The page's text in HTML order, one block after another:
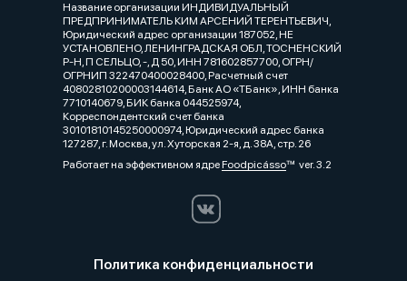
Название организации ИНДИВИДУАЛЬНЫЙ
ПРЕДПРИНИМАТЕЛЬ КИМ АРСЕНИЙ ТЕРЕНТЬЕВИЧ,
Юридический адрес организации 187052, НЕ
УСТАНОВЛЕНО, ЛЕНИНГРАДСКАЯ ОБЛ, ТОСНЕНСКИЙ
Р-Н, П СЕЛЬЦО, -, Д 50, ИНН 781602857700, ОГРН/
ОГРНИП 322470400028400, Расчетный счет
40802810200003144614, Банк АО «ТБанк», ИНН банка
7710140679, БИК банка 044525974,
Корреспондентский счет банка
30101810145250000974, Юридический адрес банка
127287, г. Москва, ул. Хуторская 2-я, д. 38А, стр. 26
Работает на эффективном ядреFoodpicássover. 3.2
Политика конфиденциальности